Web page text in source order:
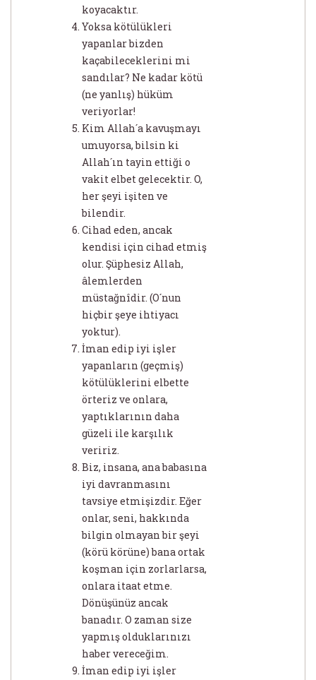
koyacaktır.
Yoksa kötülükleri
yapanlar bizden
kaçabileceklerini mi
sandılar? Ne kadar kötü
(ne yanlış) hüküm
veriyorlar!
Kim Allah´a kavuşmayı
umuyorsa, bilsin ki
Allah´ın tayin ettiği o
vakit elbet gelecektir. O,
her şeyi işiten ve
bilendir.
Cihad eden, ancak
kendisi için cihad etmiş
olur. Şüphesiz Allah,
âlemlerden
müstağnîdir. (O´nun
hiçbir şeye ihtiyacı
yoktur).
İman edip iyi işler
yapanların (geçmiş)
kötülüklerini elbette
örteriz ve onlara,
yaptıklarının daha
güzeli ile karşılık
veririz.
Biz, insana, ana babasına
iyi davranmasını
tavsiye etmişizdir. Eğer
onlar, seni, hakkında
bilgin olmayan bir şeyi
(körü körüne) bana ortak
koşman için zorlarlarsa,
onlara itaat etme.
Dönüşünüz ancak
banadır. O zaman size
yapmış olduklarınızı
haber vereceğim.
İman edip iyi işler